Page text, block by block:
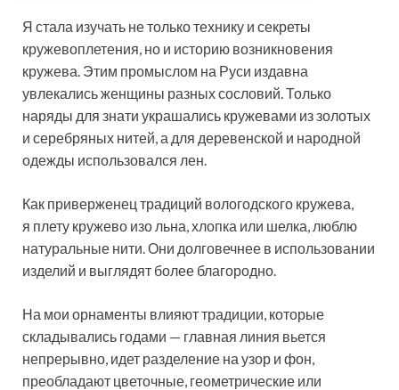
Я стала изучать не только технику и секреты
кружевоплетения, но и историю возникновения
кружева. Этим промыслом на Руси издавна
увлекались женщины разных сословий. Только
наряды для знати украшались кружевами из золотых
и серебряных нитей, а для деревенской и народной
одежды использовался лен.
Как приверженец традиций вологодского кружева,
я плету кружево изо льна, хлопка или шелка, люблю
натуральные нити. Они долговечнее в использовании
изделий и выглядят более благородно.
На мои орнаменты влияют традиции, которые
складывались годами — главная линия вьется
непрерывно, идет разделение на узор и фон,
преобладают цветочные, геометрические или